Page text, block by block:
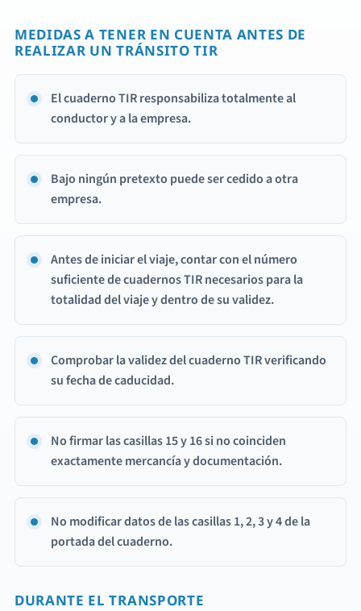
MEDIDAS A TENER EN CUENTA ANTES DE
REALIZAR UN TRÁNSITO TIR
El cuaderno TIR responsabiliza totalmente al
conductor y a la empresa.
Bajo ningún pretexto puede ser cedido a otra
empresa.
Antes de iniciar el viaje, contar con el número
suficiente de cuadernos TIR necesarios para la
totalidad del viaje y dentro de su validez.
Comprobar la validez del cuaderno TIR verificando
su fecha de caducidad.
No firmar las casillas 15 y 16 si no coinciden
exactamente mercancía y documentación.
No modificar datos de las casillas 1, 2, 3 y 4 de la
portada del cuaderno.
DURANTE EL TRANSPORTE